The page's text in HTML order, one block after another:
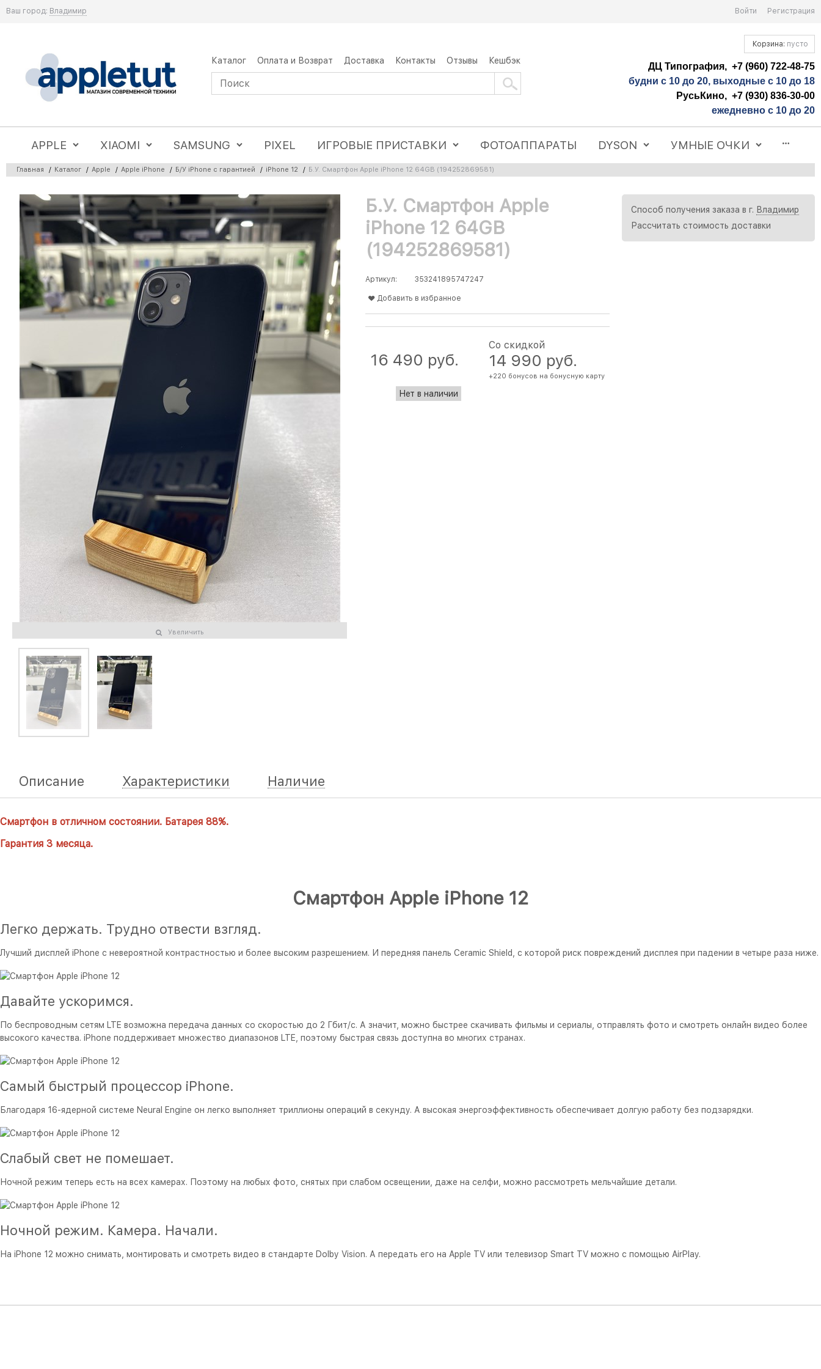
Ваш город: Владимир Войти Регистрация
Каталог Оплата и Возврат Доставка Контакты Отзывы Кешбэк
Корзина: пусто
ДЦ Типография, +7 (960) 722-48-75
будни с 10 до 20, выходные с 10 до 18
РусьКино, +7 (930) 836-30-00
ежедневно с 10 до 20
APPLE XIAOMI SAMSUNG PIXEL ИГРОВЫЕ ПРИСТАВКИ ФОТОАППАРАТЫ DYSON УМНЫЕ ОЧКИ
Главная / Каталог / Apple / Apple iPhone / Б/У iPhone с гарантией / iPhone 12 / Б.У. Смартфон Apple iPhone 12 64GB (194252869581)
Увеличить
Б.У. Смартфон Apple
iPhone 12 64GB
(194252869581)
Артикул: 353241895747247
Добавить в избранное
14 990 руб.
+220 бонусов на бонусную карту
Со скидкой
16 490 руб.
Нет в наличии
Способ получения заказа в г. Владимир
Рассчитать стоимость доставки
Описание Характеристики Наличие
Смартфон в отличном состоянии. Батарея 88%.
Гарантия 3 месяца.
Смартфон Apple iPhone 12
Легко держать. Трудно отвести взгляд.
Лучший дисплей iPhone с невероятной контрастностью и более высоким разрешением. И передняя панель Ceramic Shield, с которой риск повреждений дисплея при падении в четыре раза ниже.
Давайте ускоримся.
По беспроводным сетям LTE возможна передача данных со скоростью до 2 Гбит/с. А значит, можно быстрее скачивать фильмы и сериалы, отправлять фото и смотреть онлайн видео более
высокого качества. iPhone поддерживает множество диапазонов LTE, поэтому быстрая связь доступна во многих странах.
Самый быстрый процессор iPhone.
Благодаря 16‑ядерной системе Neural Engine он легко выполняет триллионы операций в секунду. А высокая энергоэффективность обеспечивает долгую работу без подзарядки.
Слабый свет не помешает.
Ночной режим теперь есть на всех камерах. Поэтому на любых фото, снятых при слабом освещении, даже на селфи, можно рассмотреть мельчайшие детали.
Ночной режим. Камера. Начали.
На iPhone 12 можно снимать, монтировать и смотреть видео в стандарте Dolby Vision. А передать его на Apple TV или телевизор Smart TV можно с помощью AirPlay.